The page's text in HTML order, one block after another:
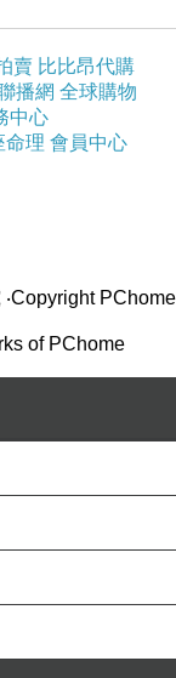
賣 比比昂代購
播網 全球購物
中心
命理 會員中心
‧Copyright PChome
of PChome